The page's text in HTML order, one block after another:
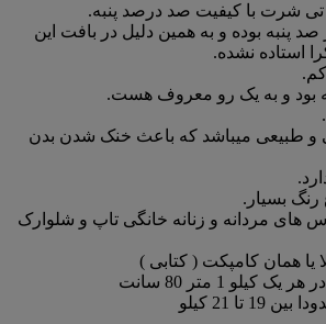
تی شرت با کیفیت صد درصد پنبه.
صد پنبه بوده و به همین دلیل در بافت این
استاده نشده.
بود و به یک رو معروف هست.
و طبیعی میباشد که باعث خنک شدن بدن
رنگ بسیار.
های مردانه و زنانه خانگی تاپ و شلوارک
کیلو 1 متر 80 سانت
تا 21 کیلو